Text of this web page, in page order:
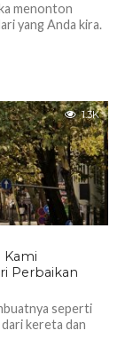
menonton
yang Anda kira.
1.3K
Kami
Perbaikan
seperti
kereta dan